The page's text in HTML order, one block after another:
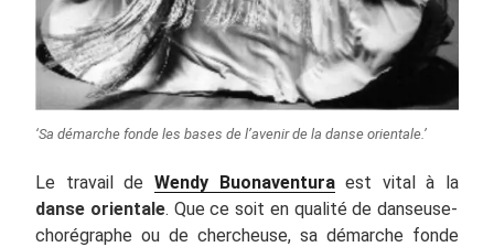
‘Sa démarche fonde les bases de l’avenir de la danse orientale.’
Le travail de Wendy Buonaventura est vital à la
danse orientale. Que ce soit en qualité de danseuse-
chorégraphe ou de chercheuse, sa démarche fonde